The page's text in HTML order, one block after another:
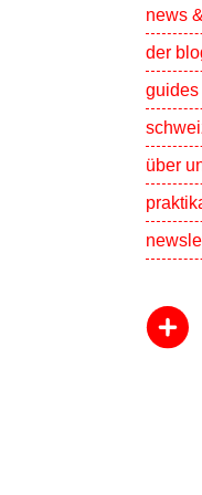
news
der
guides
über